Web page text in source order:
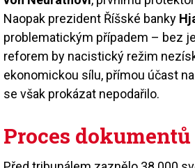
Naopak prezident Říšské banky
problematickým případem – bez
reforem by nacistický režim
ekonomickou sílu, přímou účast
se však prokázat nepodařilo.
Proces dokumentů